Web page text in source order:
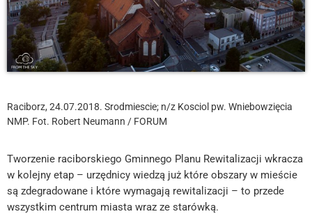
Raciborz, 24.07.2018. Srodmiescie; n/z Kosciol pw. Wniebowzięcia
NMP. Fot. Robert Neumann / FORUM
Tworzenie raciborskiego Gminnego Planu Rewitalizacji wkracza
w kolejny etap – urzędnicy wiedzą już które obszary w mieście
są zdegradowane i które wymagają rewitalizacji – to przede
wszystkim centrum miasta wraz ze starówką.